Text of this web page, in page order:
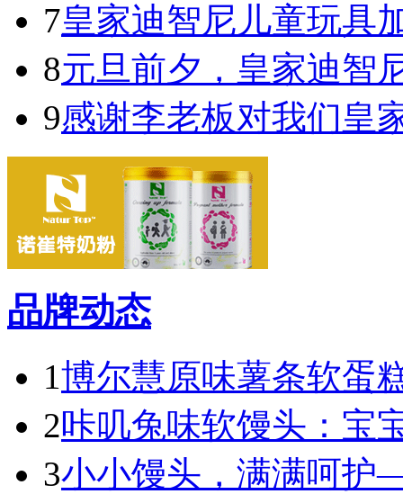
7皇家迪智尼儿童玩具
8元旦前夕，皇家迪智
9感谢李老板对我们皇
品牌动态
1博尔慧原味薯条软蛋
2咔叽兔味软馒头：宝
3小小馒头，满满呵